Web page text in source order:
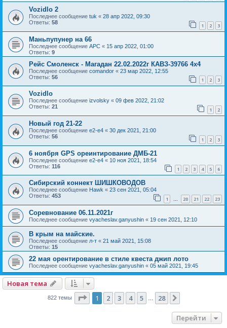
Vozidlo 2
Последнее сообщение tuk « 28 апр 2022, 09:30
Ответы: 58 1 2 3
Маньпупунер на 66
Последнее сообщение АРС « 15 апр 2022, 01:00
Ответы: 9
Рейс Смоленск - Магадан 22.02.2022г КАВЗ-39766 4х4
Последнее сообщение comandor « 23 мар 2022, 12:55
Ответы: 56 1 2 3
Vozidlo
Последнее сообщение izvolsky « 09 фев 2022, 21:02
Ответы: 21 1 2
Новый год 21-22
Последнее сообщение e2-e4 « 30 дек 2021, 21:00
Ответы: 56 1 2 3
6 ноября GPS ореинтирование ДМБ-21
Последнее сообщение e2-e4 « 10 ноя 2021, 18:54
Ответы: 116 1 2 3 4 5 6
Сибирский коннект ШИШКОВОДОВ
Последнее сообщение Hawk « 23 сен 2021, 05:04
Ответы: 453 1 … 20 21 22 23
Соревнование 06.11.2021г
Последнее сообщение vyacheslav.ganyushin « 19 сен 2021, 12:10
В крым на майские.
Последнее сообщение л-т « 21 май 2021, 15:08
Ответы: 15
22 мая орентирование в стиле квеста джип лото
Последнее сообщение vyacheslav.ganyushin « 05 май 2021, 19:45
Новая тема
822 темы Страница из 28
1 2 3 4 5 28
Перейти